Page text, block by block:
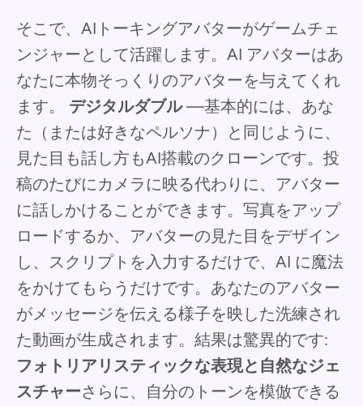
そこで、AIトーキングアバターがゲームチェ
ンジャーとして活躍します。AI アバターはあ
なたに本物そっくりのアバターを与えてくれ
ます。 デジタルダブル—基本的には、あな
た（または好きなペルソナ）と同じように、
見た目も話し方もAI搭載のクローンです。投
稿のたびにカメラに映る代わりに、アバター
に話しかけることができます。写真をアップ
ロードするか、アバターの見た目をデザイン
し、スクリプトを入力するだけで、AI に魔法
をかけてもらうだけです。あなたのアバター
がメッセージを伝える様子を映した洗練され
た動画が生成されます。結果は驚異的です:
フォトリアリスティックな表現と自然なジェ
スチャーさらに、自分のトーンを模倣できる